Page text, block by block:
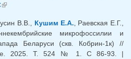
(link is external)
В.В., Кушим Е.А. , Раевская Е.Г.,
микрофоссилии и
Беларуси (скв. Кобрин-1к) //
2025. Т. 524 № 1. С 86-93. |